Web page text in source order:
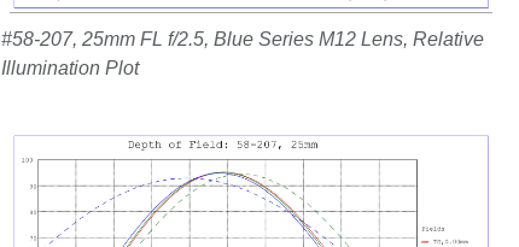
#58-207, 25mm FL f/2.5, Blue Series M12 Lens, Relative
Illumination Plot